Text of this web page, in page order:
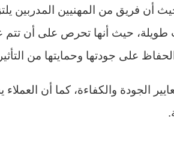
فريق من المهنيين المدربين
طويلة، حيث أنها تحرص على أن تتم
على جودتها وحمايتها من
الجودة والكفاءة، كما أن العملاء